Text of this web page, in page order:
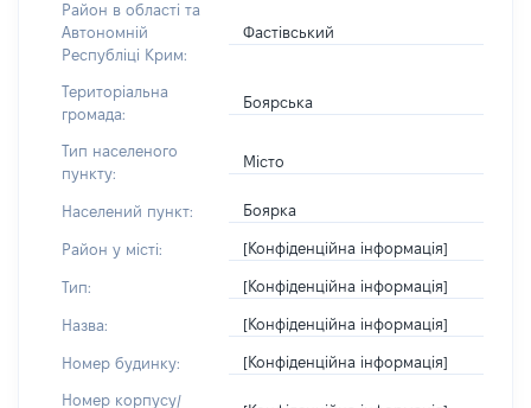
Район в області та
Автономній
Республіці Крим:
Фастівський
Територіальна
громада:
Боярська
Тип населеного
пункту:
Місто
Населений пункт: Боярка
Район у місті: [Конфіденційна інформація]
Тип: [Конфіденційна інформація]
Назва: [Конфіденційна інформація]
Номер будинку: [Конфіденційна інформація]
Номер корпусу/